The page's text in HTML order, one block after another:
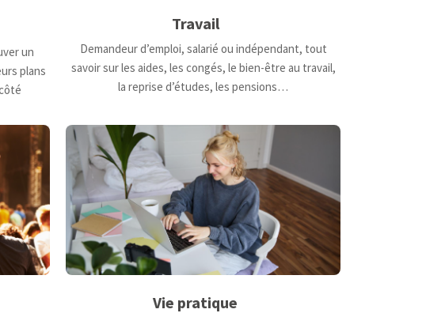
un
plans
Travail
Demandeur d’emploi, salarié ou indépendant, tout
savoir sur les aides, les congés, le bien-être au travail,
la reprise d’études, les pensions…
Vie pratique